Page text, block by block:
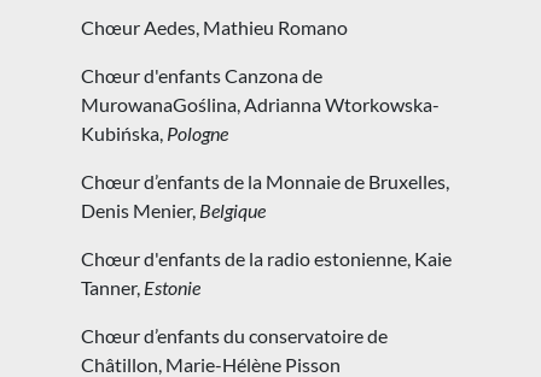
Chœur Aedes, Mathieu Romano
Chœur d'enfants Canzona de
MurowanaGoślina, Adrianna Wtorkowska-
Kubińska, Pologne
Chœur d’enfants de la Monnaie de Bruxelles,
Denis Menier, Belgique
Chœur d'enfants de la radio estonienne, Kaie
Tanner, Estonie
Chœur d’enfants du conservatoire de
Châtillon, Marie-Hélène Pisson